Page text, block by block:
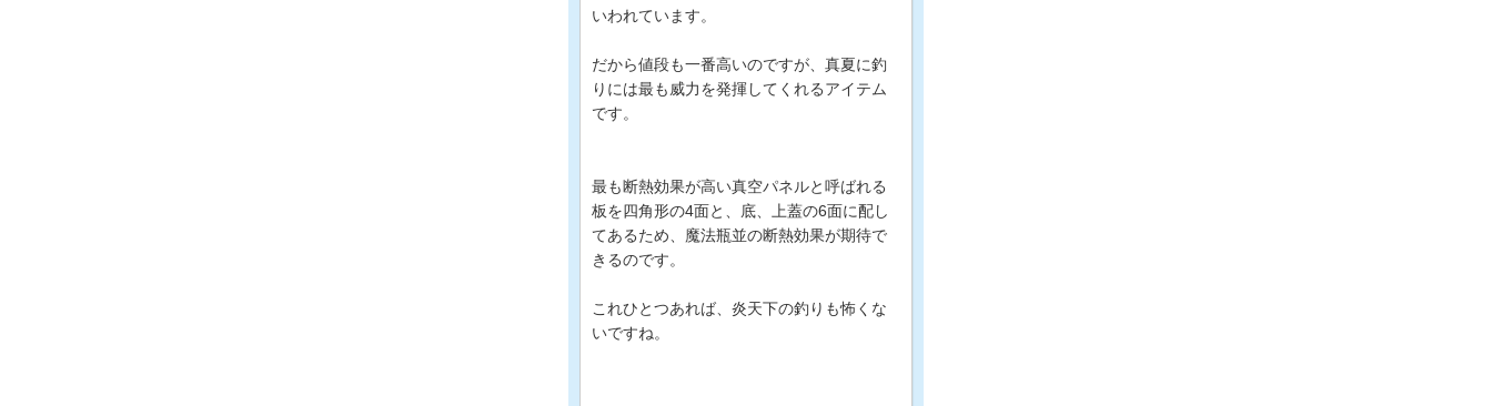
いわれています。
だから値段も一番高いのですが、真夏に釣
りには最も威力を発揮してくれるアイテム
です。
最も断熱効果が高い真空パネルと呼ばれる
板を四角形の4面と、底、上蓋の6面に配し
てあるため、魔法瓶並の断熱効果が期待で
きるのです。
これひとつあれば、炎天下の釣りも怖くな
いですね。